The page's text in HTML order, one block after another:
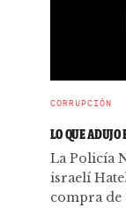
CORRUPCIÓN
LO QUE
La Policía
israelí
compra de